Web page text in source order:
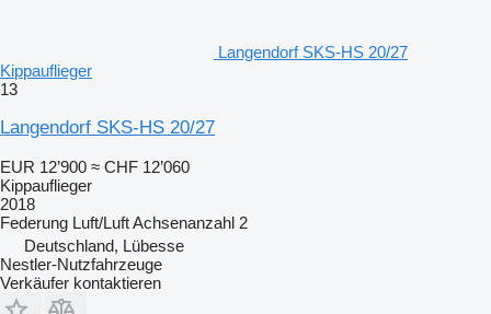
Langendorf SKS-HS 20/27
Kippauflieger
13
Langendorf SKS-HS 20/27
EUR 12’900 ≈ CHF 12’060
Kippauflieger
2018
Federung Luft/LuftAchsenanzahl 2
Deutschland, Lübesse
Nestler-Nutzfahrzeuge
Verkäufer kontaktieren